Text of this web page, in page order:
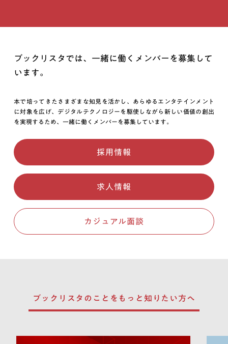
ブックリスタでは、一緒に働くメンバーを募集して
います。
本で培ってきたさまざまな知見を活かし、あらゆるエンタテインメント
に対象を広げ、デジタルテクノロジーを駆使しながら新しい価値の創出
を実現するため、一緒に働くメンバーを募集しています。
採用情報
求人情報
カジュアル面談
ブックリスタのことを もっと知りたい方へ